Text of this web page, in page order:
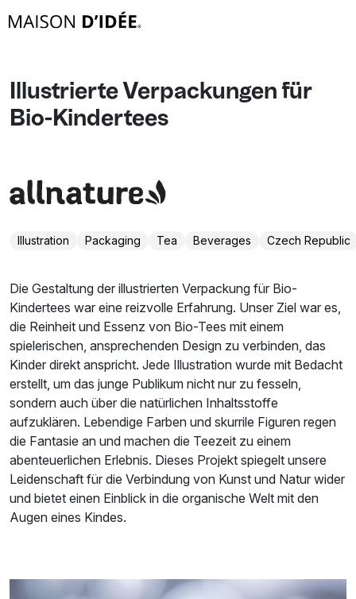
Illustrierte Verpackungen für
Bio-Kindertees
Illustration Packaging Tea Beverages Czech Republic
Die Gestaltung der illustrierten Verpackung für Bio-
Kindertees war eine reizvolle Erfahrung. Unser Ziel war es,
die Reinheit und Essenz von Bio-Tees mit einem
spielerischen, ansprechenden Design zu verbinden, das
Kinder direkt anspricht. Jede Illustration wurde mit Bedacht
erstellt, um das junge Publikum nicht nur zu fesseln,
sondern auch über die natürlichen Inhaltsstoffe
aufzuklären. Lebendige Farben und skurrile Figuren regen
die Fantasie an und machen die Teezeit zu einem
abenteuerlichen Erlebnis. Dieses Projekt spiegelt unsere
Leidenschaft für die Verbindung von Kunst und Natur wider
und bietet einen Einblick in die organische Welt mit den
Augen eines Kindes.